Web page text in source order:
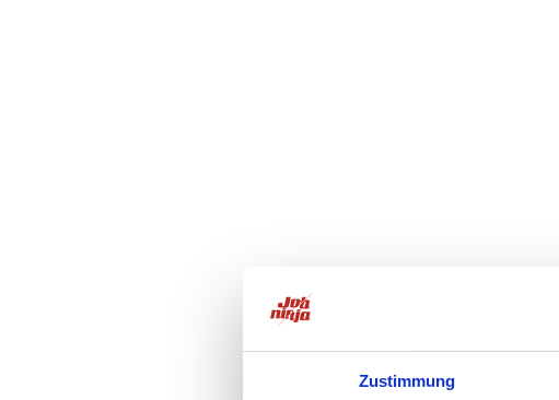
Zustimmung